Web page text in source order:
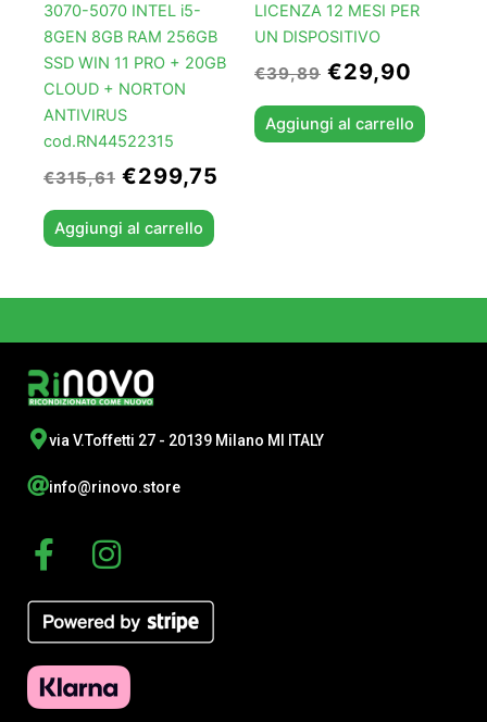
3070-5070 INTEL i5-
8GEN 8GB RAM 256GB
SSD WIN 11 PRO + 20GB
CLOUD + NORTON
ANTIVIRUS
cod.RN44522315
€315,61 €299,75
Aggiungi al carrello
LICENZA 12 MESI PER
UN DISPOSITIVO
€39,89 €29,90
Aggiungi al carrello
via V.Toffetti 27 - 20139 Milano MI ITALY
info@rinovo.store
F
a
c
e
b
o
I
n
s
t
a
g